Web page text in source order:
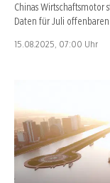
Chinas
Daten für Juli
15.08.2025, 07:00 Uhr